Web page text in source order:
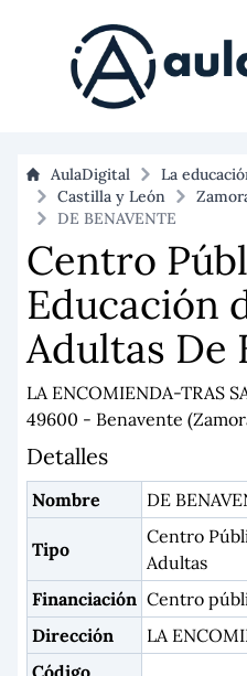
AulaDigital
La
Castilla y León
DE BENAVENTE
Centro
Educación
Adultas De
LA ENCOMIENDA-TRAS
49600 - Benavente
Detalles
Nombre DE
Tipo
Centro
Adultas
Financiación Centro
Dirección
LA
Código